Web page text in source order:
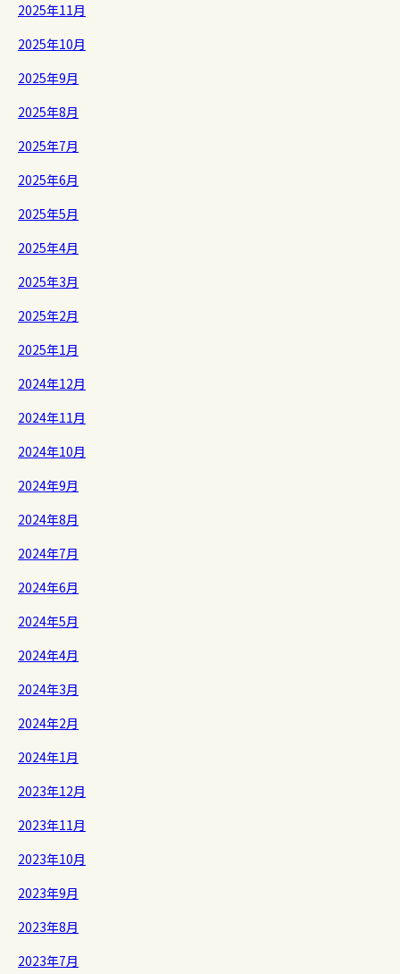
2025年11月
2025年10月
2025年9月
2025年8月
2025年7月
2025年6月
2025年5月
2025年4月
2025年3月
2025年2月
2025年1月
2024年12月
2024年11月
2024年10月
2024年9月
2024年8月
2024年7月
2024年6月
2024年5月
2024年4月
2024年3月
2024年2月
2024年1月
2023年12月
2023年11月
2023年10月
2023年9月
2023年8月
2023年7月